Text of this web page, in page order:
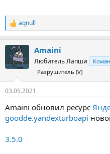
Р
е
к
ц
и
:
aqnull
Amaini
Любитель Лапши
Разрушитель (V)
03.05.2021
Amaini обновил ресурс
goodde.yandexturboapi
3.5.0